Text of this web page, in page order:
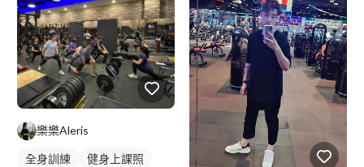
樂樂Aleris
全身訓練
健身上課照